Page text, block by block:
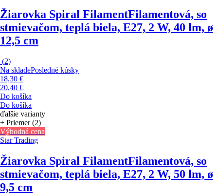
Žiarovka Spiral FilamentFilamentová, so
stmievačom, teplá biela, E27, 2 W, 40 lm, ø
12,5 cm
(2)
Na skladePosledné kúsky
18,30 €
20,40 €
Do košíka
Do košíka
ďalšie varianty
+ Priemer (2)
Výhodná cena
Star Trading
Žiarovka Spiral FilamentFilamentová, so
stmievačom, teplá biela, E27, 2 W, 50 lm, ø
9,5 cm